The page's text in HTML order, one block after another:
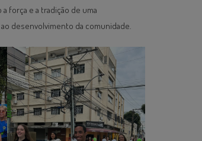
força e a tradição de uma
desenvolvimento da comunidade.